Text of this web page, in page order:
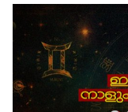
ആരാധിക്കേണ്ട
സമയങ്ങൾ,
ശുഭശകുനങ്ങൾ